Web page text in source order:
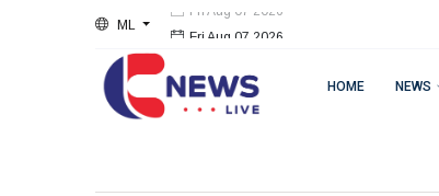
ML
HOME NEWS